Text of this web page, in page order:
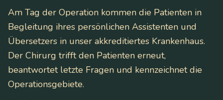
Am Tag der Operation kommen die Patienten in
Begleitung ihres persönlichen Assistenten und
Übersetzers in unser akkreditiertes Krankenhaus.
Der Chirurg trifft den Patienten erneut,
beantwortet letzte Fragen und kennzeichnet die
Operationsgebiete.